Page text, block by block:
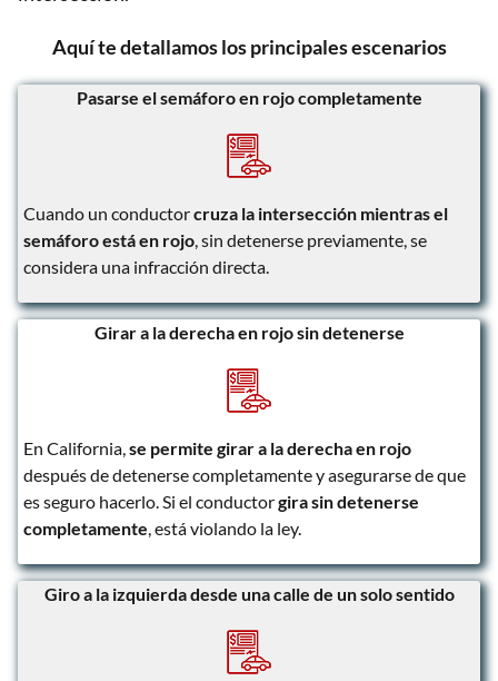
Aquí te detallamos los principales escenarios
Pasarse el semáforo en rojo completamente
Cuando un conductorcruza la intersección mientras el
semáforo está en rojo, sin detenerse previamente, se
considera una infracción directa.
Girar a la derecha en rojo sin detenerse
En California,se permite girar a la derecha en rojo
después de detenerse completamente y asegurarse de que
es seguro hacerlo. Si el conductorgira sin detenerse
completamente, está violando la ley.
Giro a la izquierda desde una calle de un solo sentido